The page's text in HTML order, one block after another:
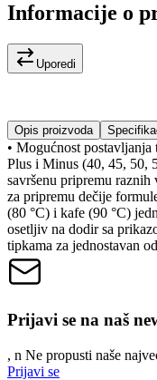
Informacije o
Uporedi
Opis proizvoda
• Mogućnost
Plus i Minus (40, 45, 50,
savršenu pripremu
za pripremu dečije
(80 °C) i kafe (90 °C)
osetljiv na dodir sa
tipkama za jednostavan
Prijavi se na naš
, n Ne propusti naše
Prijavi se